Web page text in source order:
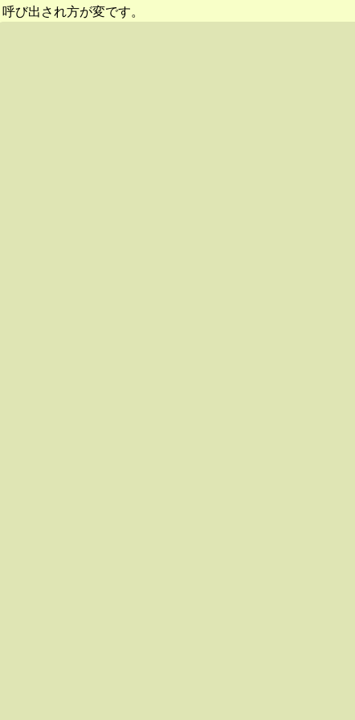
呼び出され方が変です。